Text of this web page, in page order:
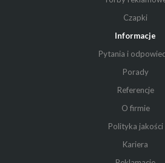
Czapki
Informacje
Pytania i
Porady
Referencje
O firmie
Polityka jakości
Kariera